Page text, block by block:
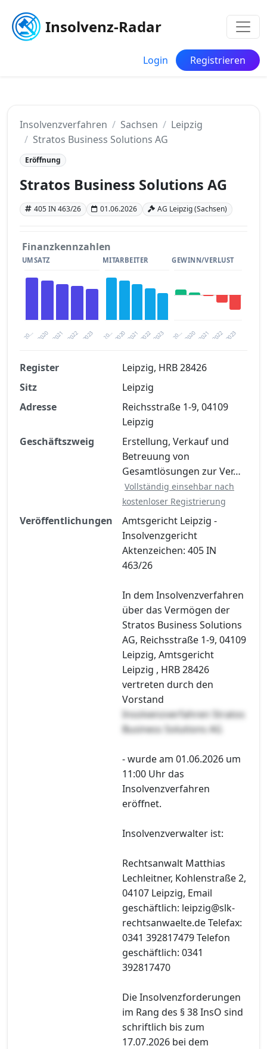
Insolvenz-Radar
Login Registrieren
Insolvenzverfahren Sachsen
Leipzig
Stratos Business Solutions AG
Eröffnung
Stratos Business Solutions AG
405 IN 463/26 01.06.2026 AG Leipzig (Sachsen)
Finanzkennzahlen
UMSATZ
20… 2021 2023
2020 2022
MITARBEITER
20… 2021 2023
2020 2022
GEWINN/VERLUST
20… 2021 2023
2020 2022
Finanzkennzahlen nach kostenloser
Registrierung verfügbar
Jetzt kostenlos registrieren
Register
Leipzig, HRB 28426
Sitz
Leipzig
Adresse
Reichsstraße 1-9, 04109
Leipzig
Geschäftszweig
Erstellung, Verkauf und
Betreuung von
Gesamtlösungen zur Ver…
Vollständig einsehbar nach
kostenloser Registrierung
Veröffentlichungen
Amtsgericht Leipzig -
Insolvenzgericht
Aktenzeichen: 405 IN
463/26
In dem Insolvenzverfahren
über das Vermögen der
Stratos Business Solutions
AG, Reichsstraße 1-9, 04109
Leipzig, Amtsgericht
Leipzig , HRB 28426
vertreten durch den
Vorstand
Insolvenzverfahren Stratos
Business Solutions AG
- wurde am 01.06.2026 um
11:00 Uhr das
Insolvenzverfahren
eröffnet.
Insolvenzverwalter ist:
Rechtsanwalt Matthias
Lechleitner, Kohlenstraße 2,
04107 Leipzig, Email
geschäftlich: leipzig@slk-
rechtsanwaelte.de Telefax:
0341 392817479 Telefon
geschäftlich: 0341
392817470
Die Insolvenzforderungen
im Rang des § 38 InsO sind
schriftlich bis zum
17.07.2026 bei dem